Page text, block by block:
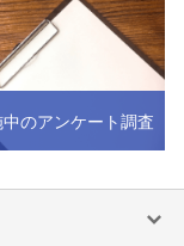
のアンケート調査